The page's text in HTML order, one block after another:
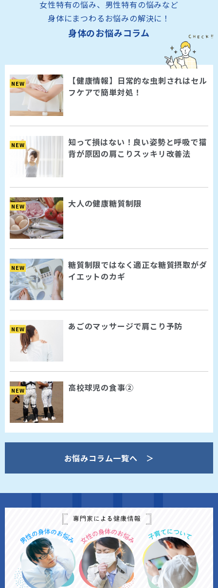
女性特有の悩み、男性特有の悩みなど
身体にまつわるお悩みの解決に！
身体のお悩みコラム
NEW
【健康情報】日常的な虫刺されはセル
フケアで簡単対処！
NEW
知って損はない！良い姿勢と呼吸で猫
背が原因の肩こりスッキリ改善法
NEW 大人の健康糖質制限
NEW
糖質制限ではなく適正な糖質摂取がダ
イエットのカギ
NEW あごのマッサージで肩こり予防
NEW 高校球児の食事②
お悩みコラム一覧へ ＞